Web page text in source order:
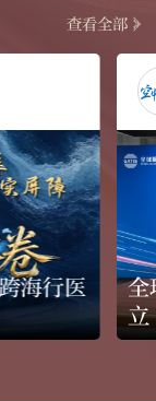
查看全部
海行医
全
立